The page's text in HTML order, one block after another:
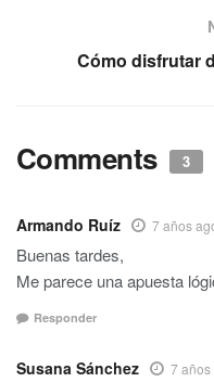
Cómo disfrutar
Comments 3
Armando Ruíz 7 años
Buenas tardes,
Me parece una apuesta
Responder
Susana Sánchez 7 años